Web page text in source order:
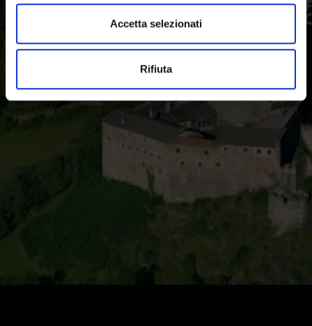
Accetta selezionati
Rifiuta
culturale e le bellezze paesaggistiche.